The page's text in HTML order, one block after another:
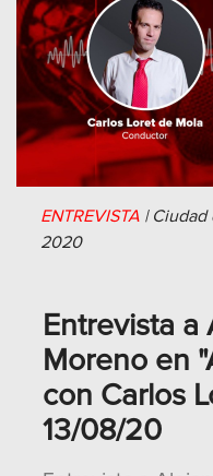
ENTREVISTA | Ciudad
2020
Entrevista a
Moreno en
con Carlos
13/08/20